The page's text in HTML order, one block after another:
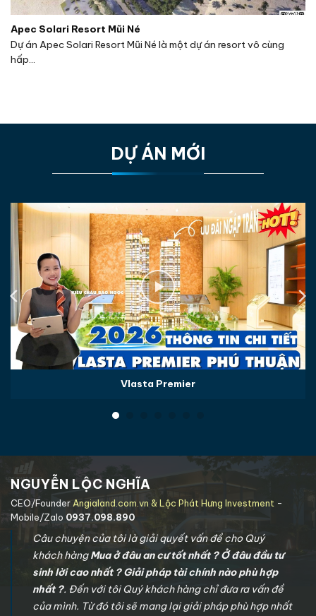
Apec Solari Resort Mũi Né
Dự án Apec Solari Resort Mũi Né là một dự án resort vô cùng
hấp...
DỰ ÁN MỚI
Vlasta Premier
NGUYỄN LỘC NGHĨA
CEO/FounderAngialand.com.vn & Lộc Phát Hưng Investment -
Mobile/Zalo 0937.098.890
Câu chuyện của tôi là giải quyết vấn đề cho Quý
khách hàngMua ở đâu an cư tốt nhất ? Ở đâu đầu tư
sinh lời cao nhất ? Giải pháp tài chính nào phù hợp
nhất ?. Đến với tôi Quý khách hàng chỉ đưa ra vấn đề
của mình. Từ đó tôi sẽ mang lại giải pháp phù hợp nhất